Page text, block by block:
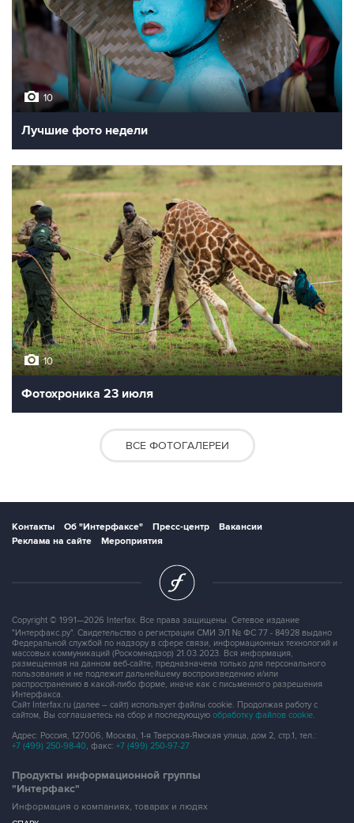
10
Лучшие фото недели
10
Фотохроника 23 июля
ВСЕ ФОТОГАЛЕРЕИ
Контакты Об "Интерфаксе" Пресс-центр
Вакансии
Реклама на сайте
Мероприятия
Copyright © 1991—2026 Interfax. Все права защищены. Сетевое издание
"Интерфакс.ру". Свидетельство о регистрации СМИ ЭЛ № ФС 77 - 84928 выдано
Федеральной службой по надзору в сфере связи, информационных технологий и
массовых коммуникаций (Роскомнадзор) 21.03.2023. Вся информация,
размещенная на данном веб-сайте, предназначена только для персонального
пользования и не подлежит дальнейшему воспроизведению и/или
распространению в какой-либо форме, иначе как с письменного разрешения
Интерфакса.
Сайт Interfax.ru (далее – сайт) использует файлы cookie. Продолжая работу с
сайтом, Вы соглашаетесь на сбор и последующую обработку файлов cookie.
Адрес: Россия, 127006, Москва, 1-я Тверская-Ямская улица, дом 2, стр.1, тел.:
+7 (499) 250-98-40, факс: +7 (499) 250-97-27
Продукты информационной группы
"Интерфакс"
Информация о компаниях, товарах и людях